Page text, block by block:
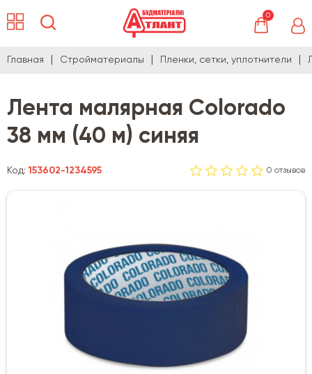
0
Главная Стройматериалы Пленки, сетки, уплотнители
Лента малярная Colorado
38 мм (40 м) синяя
Код:153602-1234595 0 отзывов